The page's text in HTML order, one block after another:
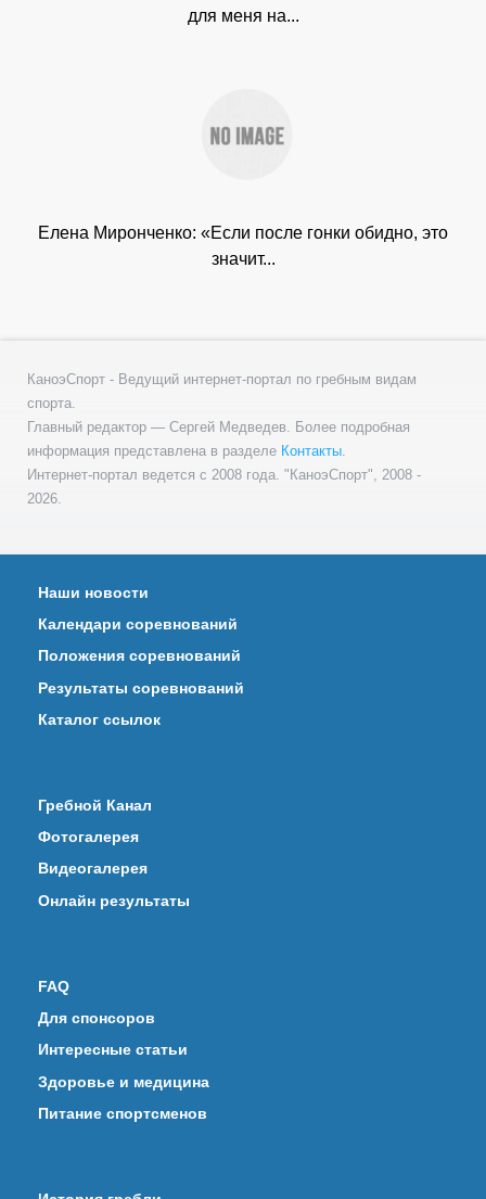
для меня на...
Елена Миронченко: «Если после гонки обидно, это
значит...
КаноэСпорт - Ведущий интернет-портал по гребным видам
спорта.
Главный редактор — Сергей Медведев. Более подробная
информация представлена в разделе Контакты
Интернет-портал ведется с 2008 года. "КаноэСпорт", 2008 -
2026.
Наши новости
Календари соревнований
Положения соревнований
Результаты соревнований
Каталог ссылок
Гребной Канал
Фотогалерея
Видеогалерея
Онлайн результаты
FAQ
Для спонсоров
Интересные статьи
Здоровье и медицина
Питание спортсменов